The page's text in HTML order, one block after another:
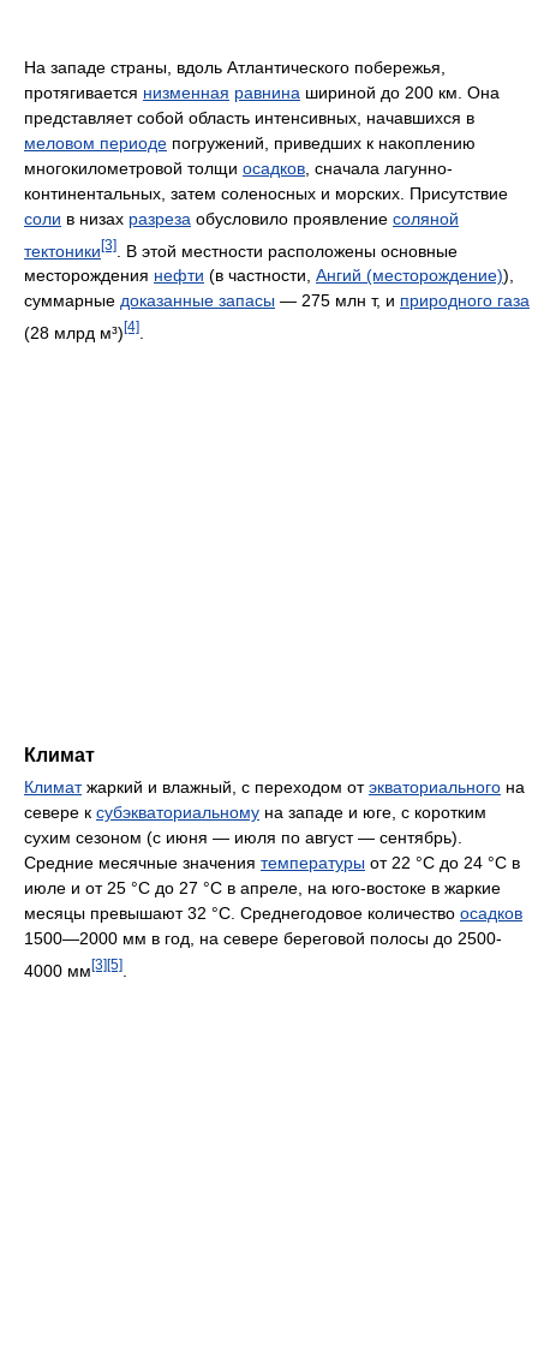
На западе страны, вдоль Атлантического побережья,
протягивается низменная равнина шириной до 200 км. Она
представляет собой область интенсивных, начавшихся в
меловом периоде погружений, приведших к накоплению
многокилометровой толщи осадков , сначала лагунно-
континентальных, затем соленосных и морских. Присутствие
соли в низах разреза обусловило проявление соляной
тектоники[3]
. В этой местности расположены основные
месторождения нефти (в частности, Ангий (месторождение)),
суммарные доказанные запасы — 275 млн т, и природного газа
(28 млрд м³) [4]
Климат
Климатжаркий и влажный, с переходом отэкваториального на
севере к субэкваториальному на западе и юге, с коротким
сухим сезоном (с июня — июля по август — сентябрь).
Средние месячные значения температуры от 22 °C до 24 °C в
июле и от 25 °C до 27 °C в апреле, на юго-востоке в жаркие
месяцы превышают 32 °C. Среднегодовое количество осадков
1500—2000 мм в год, на севере береговой полосы до 2500-
4000 мм[3][5]